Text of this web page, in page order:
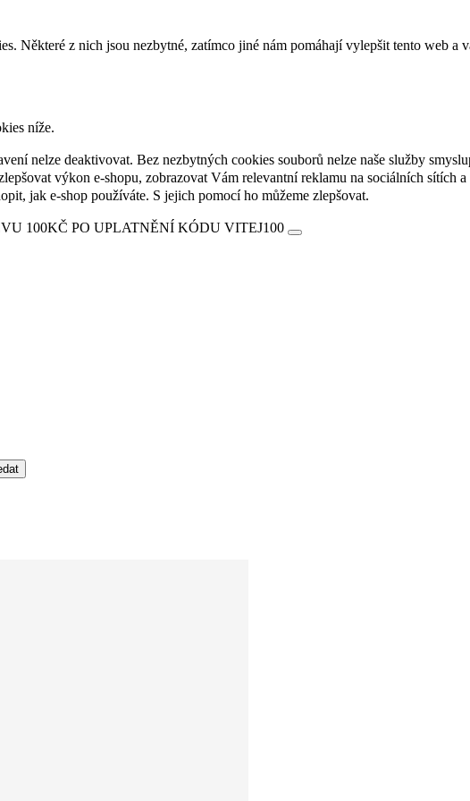
Některé z nich jsou nezbytné, zatímco jiné nám pomáhají vylepšit tento web a
níže.
nelze deaktivovat. Bez nezbytných cookies souborů nelze naše služby
výkon e-shopu, zobrazovat Vám relevantní reklamu na sociálních sítích
jak e-shop používáte. S jejich pomocí ho můžeme zlepšovat.
100KČ PO UPLATNĚNÍ KÓDU VITEJ100